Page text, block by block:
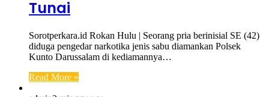
Tunai
Sorotperkara.id Rokan Hulu | Seorang pria berinisial SE (42)
diduga pengedar narkotika jenis sabu diamankan Polsek
Kunto Darussalam di kediamannya…
Read More »